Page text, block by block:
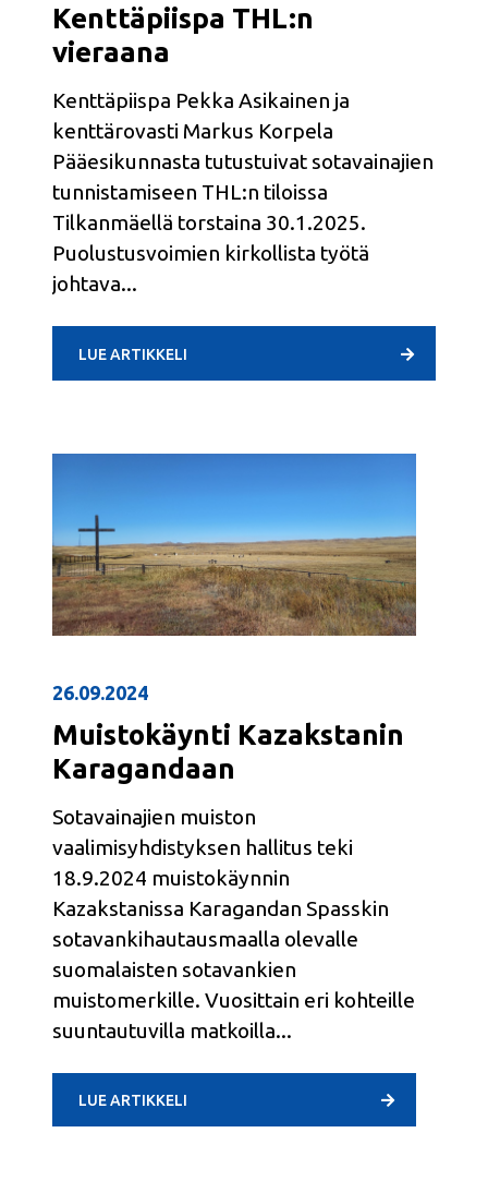
Kenttäpiispa THL:n
vieraana
Kenttäpiispa Pekka Asikainen ja
kenttärovasti Markus Korpela
Pääesikunnasta tutustuivat sotavainajien
tunnistamiseen THL:n tiloissa
Tilkanmäellä torstaina 30.1.2025.
Puolustusvoimien kirkollista työtä
johtava
LUE ARTIKKELI
Muistokäynti Kazakstanin
Karagandaan
26.09.2024
Sotavainajien muiston
vaalimisyhdistyksen hallitus teki
18.9.2024 muistokäynnin
Kazakstanissa Karagandan Spasskin
sotavankihautausmaalla olevalle
suomalaisten sotavankien
muistomerkille. Vuosittain eri kohteille
suuntautuvilla matkoilla
LUE ARTIKKELI